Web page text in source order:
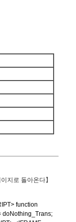
이지로 돌아온다】
function
doNothing_Trans;